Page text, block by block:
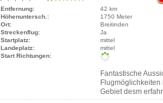
Entfernung:
42 km
Höhenuntersch.:
1750 Meter
Ort:
Breitinden
Streckenflug:
Ja
Startplatz:
mittel
Landeplatz:
mittel
Start Richtungen:
Fantastische
Flugmöglichkeiten
Gebiet desm